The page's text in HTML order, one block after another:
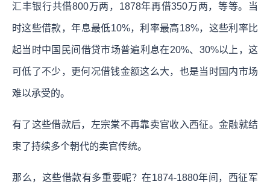
汇丰银行共借800万两，1878年再借350万两，等等。当
时这些借款，年息最低10%，利率最高18%，这些利率比
起当时中国民间借贷市场普遍利息在20%、30%以上，这
可低了不少，更何况借钱金额这么大，也是当时国内市场
难以承受的。
有了这些借款后，左宗棠不再靠卖官收入西征。金融就结
束了持续多个朝代的卖官传统。
那么，这些借款有多重要呢？在1874-1880年间，西征军